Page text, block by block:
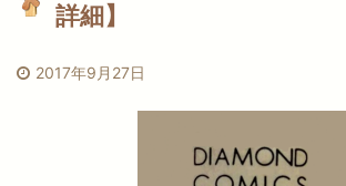
詳細】
2017年9月27日